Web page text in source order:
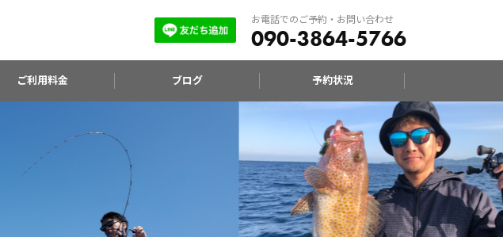
お電話でのご予約・お問い合わせ
090-3864-5766
ご利用料金 ブログ 予約状況